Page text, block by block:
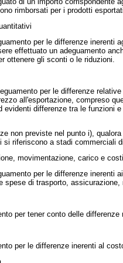
rimborsati per i prodotti
per le differenze inerenti
effettuato un adeguamento
ottenere gli sconti o le riduzioni.
per le differenze relative
all'esportazione, compreso
evidenti differenze tra le funzioni
previste nel punto i), qualora
si riferiscono a stadi commerciali
movimentazione, carico e
per le differenze inerenti
spese di trasporto,
per tener conto delle differenze
per le differenze inerenti al